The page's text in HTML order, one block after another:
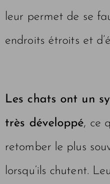
leur permet de se
endroits étroits et
Les chats ont un
très développé, ce
retomber le plus
lorsqu’ils chutent.